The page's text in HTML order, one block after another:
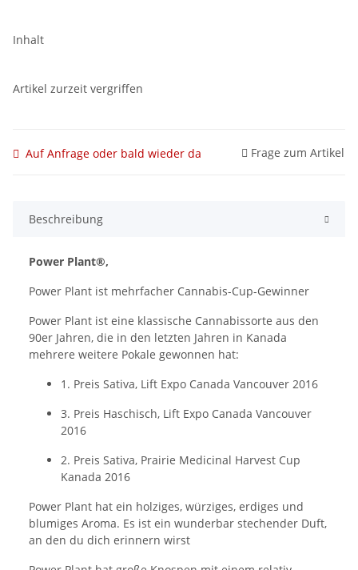
Inhalt
Artikel zurzeit vergriffen
Auf Anfrage oder bald wieder da Frage zum Artikel
Beschreibung
Power Plant®,
Power Plant ist mehrfacher Cannabis-Cup-Gewinner
Power Plant ist eine klassische Cannabissorte aus den
90er Jahren, die in den letzten Jahren in Kanada
mehrere weitere Pokale gewonnen hat:
1. Preis Sativa, Lift Expo Canada Vancouver 2016
3. Preis Haschisch, Lift Expo Canada Vancouver
2016
2. Preis Sativa, Prairie Medicinal Harvest Cup
Kanada 2016
Power Plant hat ein holziges, würziges, erdiges und
blumiges Aroma. Es ist ein wunderbar stechender Duft,
an den du dich erinnern wirst